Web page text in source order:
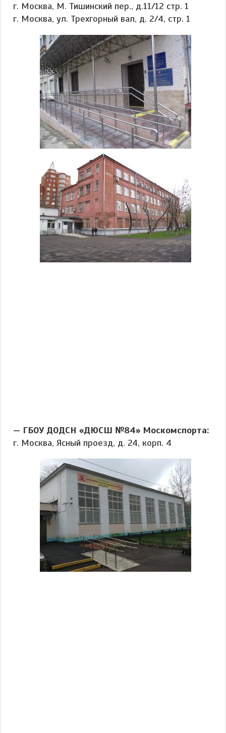
г. Москва, М. Тишинский пер., д.11/12 стр. 1
г. Москва, ул. Трехгорный вал, д. 2/4, стр. 1
— ГБОУ ДОДСН «ДЮСШ №84» Москомспорта:
г. Москва, Ясный проезд, д. 24, корп. 4